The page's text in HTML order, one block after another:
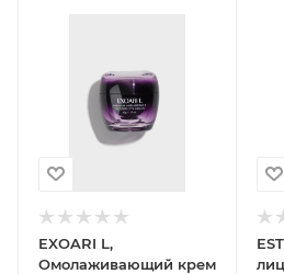
EXOARI L,
Омолаживающий крем